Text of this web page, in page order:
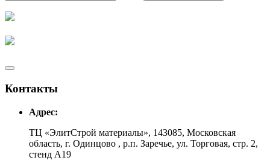
Контакты
Адрес:
ТЦ «ЭлитСтрой материалы», 143085, Московская
область, г. Одинцово , р.п. Заречье, ул. Торговая, стр. 2,
стенд А19